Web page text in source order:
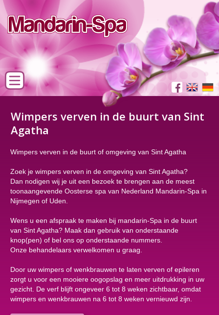
Wimpers verven in de buurt van Sint
Agatha
Wimpers verven in de buurt of omgeving van Sint Agatha
Zoek je wimpers verven in de omgeving van Sint Agatha?
Dan nodigen wij je uit een bezoek te brengen aan de meest
toonaangevende Oosterse spa van Nederland Mandarin-Spa in
Nijmegen of Uden.
Wens u een afspraak te maken bij mandarin-Spa in de buurt
van Sint Agatha? Maak dan gebruik van onderstaande
knop(pen) of bel ons op onderstaande nummers.
Onze behandelaars verwelkomen u graag.
Door uw wimpers of wenkbrauwen te laten verven of epileren
zorgt u voor een mooiere oogopslag en meer uitdrukking in uw
gezicht. De verf blijft ongeveer 6 tot 8 weken zichtbaar, omdat
wimpers en wenkbrauwen na 6 tot 8 weken vernieuwd zijn.